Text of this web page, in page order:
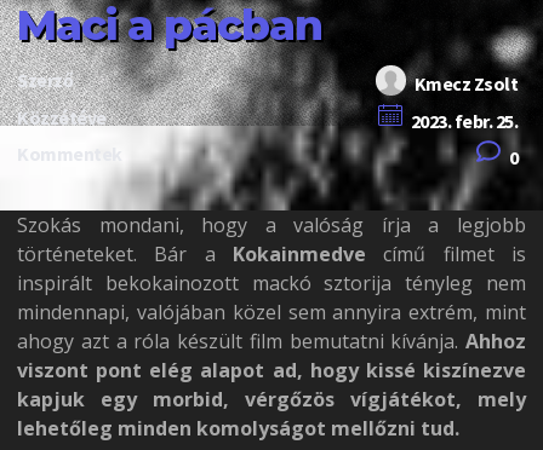
Maci a pácban
Szerző
Kmecz Zsolt
Közzétéve
2023. febr. 25.
Kommentek
0
Szokás mondani, hogy a valóság írja a legjobb
történeteket. Bár a Kokainmedvecímű filmet is
inspirált bekokainozott mackó sztorija tényleg nem
mindennapi, valójában közel sem annyira extrém, mint
ahogy azt a róla készült film bemutatni kívánja. Ahhoz
viszont pont elég alapot ad, hogy kissé kiszínezve
kapjuk egy morbid, vérgőzös vígjátékot, mely
lehetőleg minden komolyságot mellőzni tud.